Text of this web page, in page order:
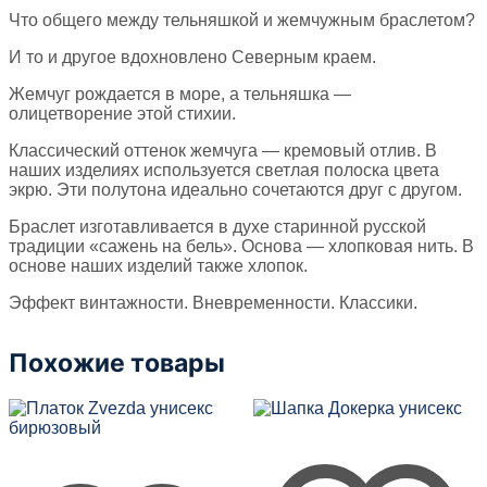
Что общего между тельняшкой и жемчужным браслетом?
И то и другое вдохновлено Северным краем.
Жемчуг рождается в море, а тельняшка —
олицетворение этой стихии.
Классический оттенок жемчуга — кремовый отлив. В
наших изделиях используется светлая полоска цвета
экрю. Эти полутона идеально сочетаются друг с другом.
Браслет изготавливается в духе старинной русской
традиции «сажень на бель». Основа — хлопковая нить. В
основе наших изделий также хлопок.
Эффект винтажности. Вневременности. Классики.
Похожие товары